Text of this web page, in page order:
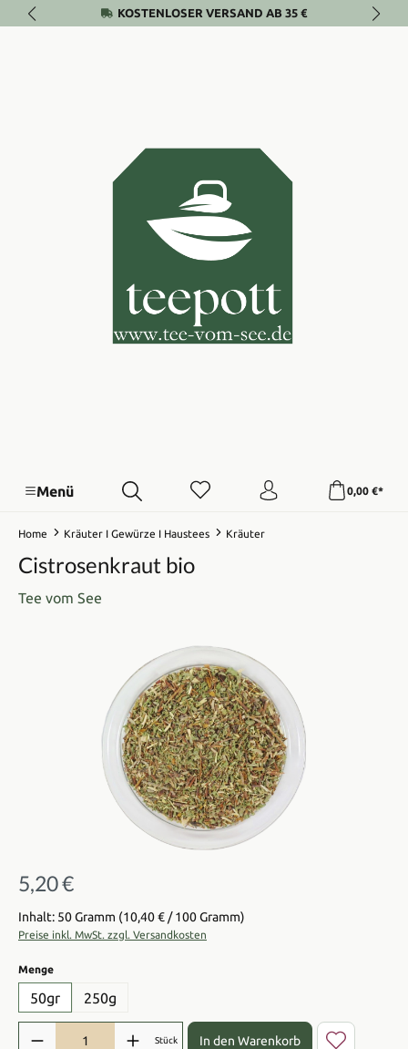
Zum Hauptinhalt springenKOSTENLOSER VERSAND AB 35 €
Menü 0,00 €*
Home Kräuter I Gewürze I Haustees Kräuter
Cistrosenkraut bio
Tee vom See
Bildergalerie überspringen
Regulärer Preis:
5,20 €
Inhalt: 50 Gramm (10,40 € / 100 Gramm)
Preise inkl. MwSt. zzgl. Versandkosten
Mengeauswählen
50gr 250g
Produkt Anzahl: Gib den gewünschten Wert ein oder benutze die
Stück In den Warenkorb